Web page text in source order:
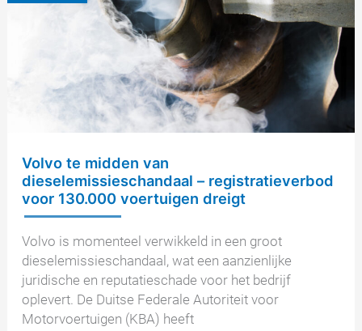
emissiemanipulatie
Volvo te midden van
dieselemissieschandaal – registratieverbod
voor 130.000 voertuigen dreigt
Volvo is momenteel verwikkeld in een groot
dieselemissieschandaal, wat een aanzienlijke
juridische en reputatieschade voor het bedrijf
oplevert. De Duitse Federale Autoriteit voor
Motorvoertuigen (KBA) heeft